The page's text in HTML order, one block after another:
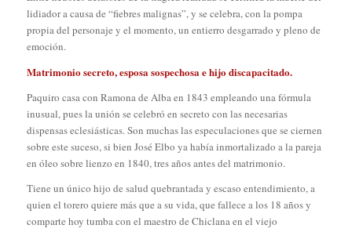
lidiador a causa de “fiebres malignas”, y se celebra, con la pompa
propia del personaje y el momento, un entierro desgarrado y pleno de
emoción.
Matrimonio secreto, esposa sospechosa e hijo discapacitado.
Paquiro casa con Ramona de Alba en 1843 empleando una fórmula
inusual, pues la unión se celebró en secreto con las necesarias
dispensas eclesiásticas. Son muchas las especulaciones que se ciernen
sobre este suceso, si bien José Elbo ya había inmortalizado a la pareja
en óleo sobre lienzo en 1840, tres años antes del matrimonio.
Tiene un único hijo de salud quebrantada y escaso entendimiento, a
quien el torero quiere más que a su vida, que fallece a los 18 años y
comparte hoy tumba con el maestro de Chiclana en el viejo